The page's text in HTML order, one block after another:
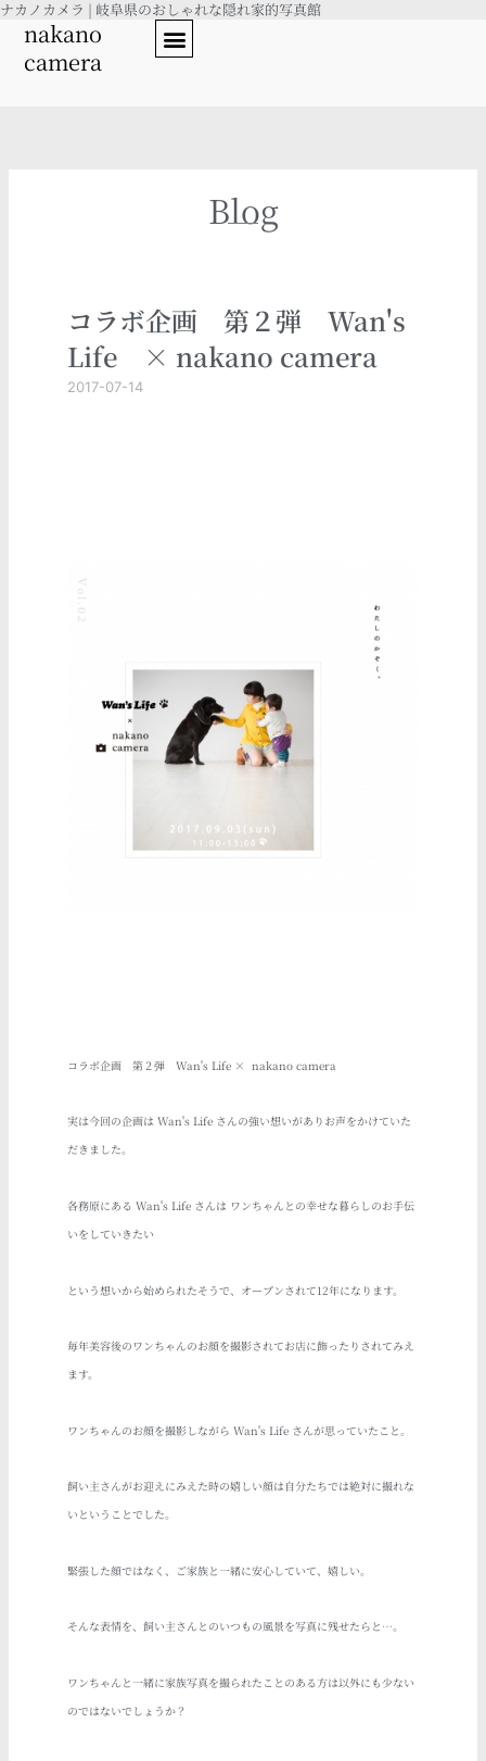
内
ナカノカメラ | 岐阜県のおしゃれな隠れ家的写真館
nakano
camera
Blog
コラボ企画 第２弾 Wan's
Life × nakano camera
2017-07-14
コラボ企画 第２弾 Wan's Life × nakano camera
実は今回の企画はWan's Life さんの強い想いがありお声をかけていた
だきました。
各務原にあるWan's Life さんは ワンちゃんとの幸せな暮らしのお手伝
いをしていきたい
という想いから始められたそうで、オープンされて12年になります。
毎年美容後のワンちゃんのお顔を撮影されてお店に飾ったりされてみえ
ます。
ワンちゃんのお顔を撮影しながら Wan's Life さんが思っていたこと。
飼い主さんがお迎えにみえた時の嬉しい顔は自分たちでは絶対に撮れな
いということでした。
緊張した顔ではなく、ご家族と一緒に安心していて、嬉しい。
そんな表情を、飼い主さんとのいつもの風景を写真に残せたらと…。
ワンちゃんと一緒に家族写真を撮られたことのある方は以外にも少ない
のではないでしょうか？